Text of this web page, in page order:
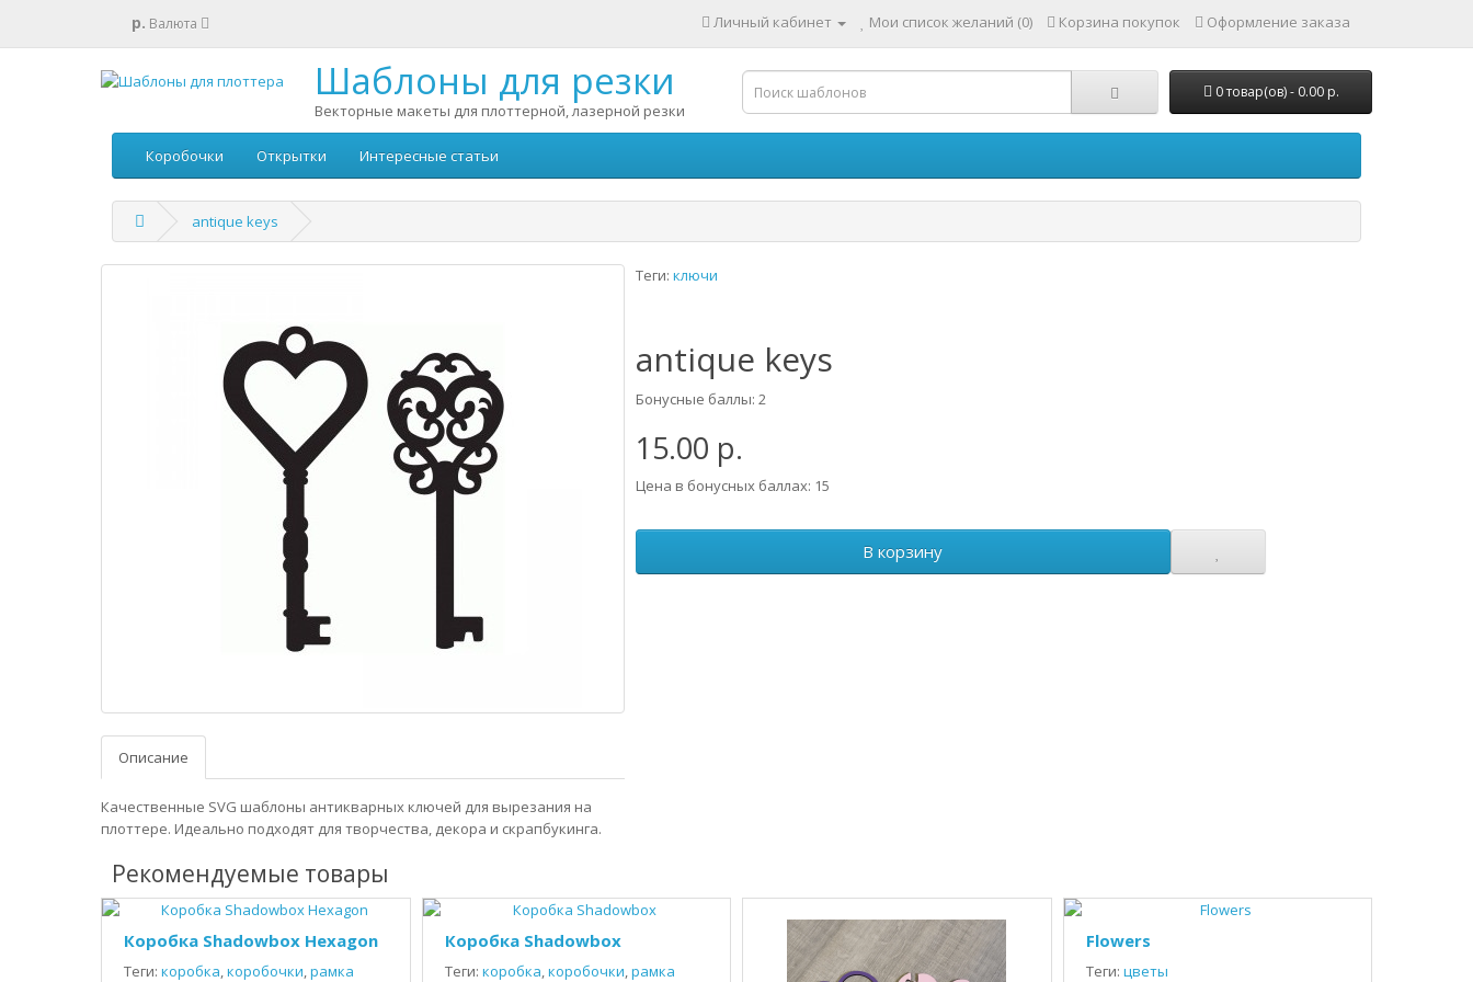
р. Валюта Личный кабинет Мои список желаний (0) Корзина покупок Оформление заказа
Шаблоны для резки
Векторные макеты для плоттерной, лазерной резки
0 товар(ов) - 0.00 р.
Коробочки Открытки Интересные статьи
antique keys
Описание
Качественные SVG шаблоны антикварных ключей для вырезания на
плоттере. Идеально подходят для творчества, декора и скрапбукинга.
Теги: ключи
antique keys
Бонусные баллы: 2
15.00 р.
Цена в бонусных баллах: 15
В корзину
Рекомендуемые товары
Коробка Shadowbox Hexagon
Теги: коробка,коробочки,рамка
Коробка Shadowbox
Теги: коробка,коробочки,рамка
Flowers
Теги: цветы